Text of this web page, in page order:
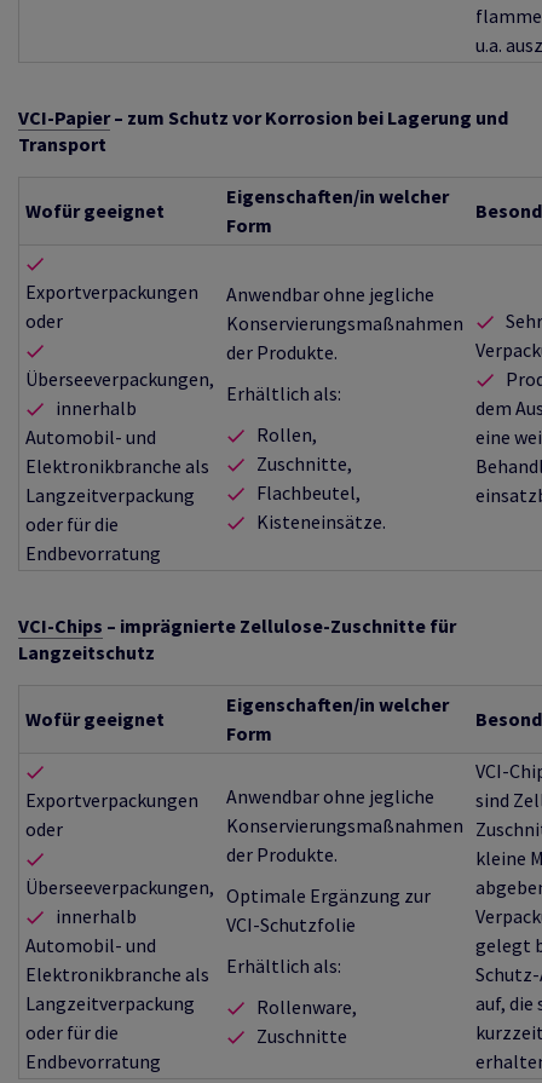
u.a.
VCI-Papier– zum Schutz vor Korrosion bei Lagerung und
Transport
Wofür geeignet
Eigenschaften/in welcher
Form
Exportverpackungen
oder
Überseeverpackungen,
innerhalb
Automobil- und
Elektronikbranche als
Langzeitverpackung
oder für die
Endbevorratung
Anwendbar ohne jegliche
Konservierungsmaßnahmen
der Produkte.
Erhältlich als:
Rollen,
Zuschnitte,
Flachbeutel,
Kisteneinsätze.
dem
eine
VCI-Chips – imprägnierte Zellulose-Zuschnitte für
Langzeitschutz
Wofür geeignet
Eigenschaften/in welcher
Form
Exportverpackungen
oder
Überseeverpackungen,
innerhalb
Automobil- und
Elektronikbranche als
Langzeitverpackung
oder für die
Endbevorratung
Anwendbar ohne jegliche
Konservierungsmaßnahmen
der Produkte.
Optimale Ergänzung zur
VCI-Schutzfolie
Erhältlich als:
Rollenware,
Zuschnitte
VCI-
sind
kleine
gelegt
auf, die